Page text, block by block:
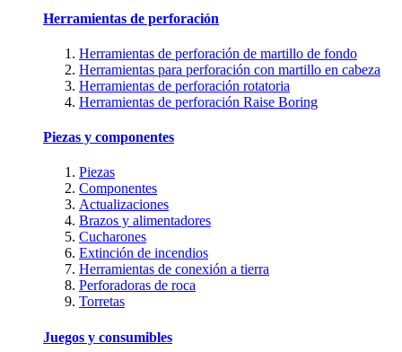
Herramientas de perforación
Herramientas de perforación de martillo de fondo
Herramientas para perforación con martillo en cabeza
Herramientas de perforación rotatoria
Herramientas de perforación Raise Boring
Piezas y componentes
Piezas
Componentes
Actualizaciones
Brazos y alimentadores
Cucharones
Extinción de incendios
Herramientas de conexión a tierra
Perforadoras de roca
Torretas
Juegos y consumibles